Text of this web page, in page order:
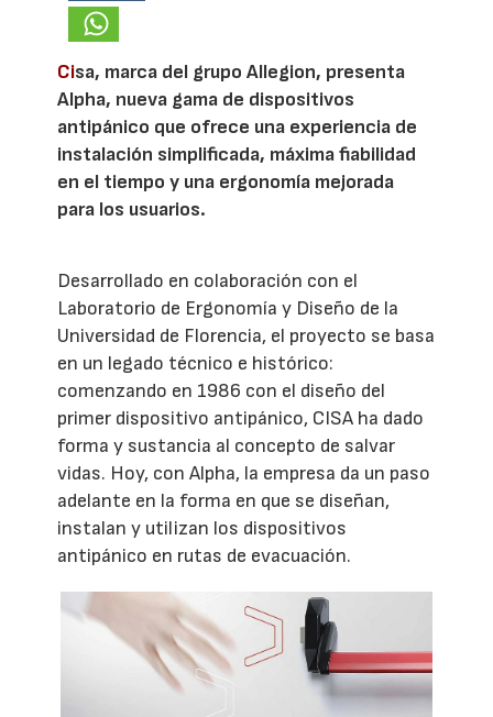
Cisa, marca del grupo Allegion, presenta
Alpha, nueva gama de dispositivos
antipánico que ofrece una experiencia de
instalación simplificada, máxima fiabilidad
en el tiempo y una ergonomía mejorada
para los usuarios.
Desarrollado en colaboración con el
Laboratorio de Ergonomía y Diseño de la
Universidad de Florencia, el proyecto se basa
en un legado técnico e histórico:
comenzando en 1986 con el diseño del
primer dispositivo antipánico, CISA ha dado
forma y sustancia al concepto de salvar
vidas. Hoy, con Alpha, la empresa da un paso
adelante en la forma en que se diseñan,
instalan y utilizan los dispositivos
antipánico en rutas de evacuación.